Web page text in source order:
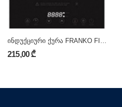
ინდუქციური ქურა FRANKO FIH-1159
215,00 ₾